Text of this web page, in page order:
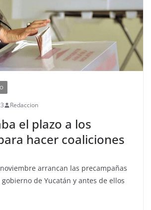
Redaccion
el plazo a los
hacer coaliciones
arrancan las precampañas
de Yucatán y antes de ellos